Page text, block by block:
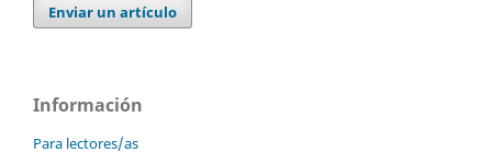
Enviar un artículo
Información
Para lectores/as